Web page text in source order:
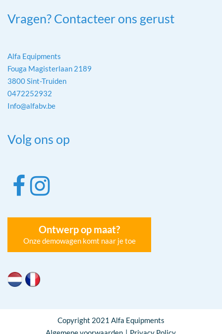
Vragen? Contacteer ons gerust
Alfa Equipments
Fouga Magisterlaan 2189
3800 Sint-Truiden
0472252932
Info@alfabv.be
Volg ons op
Ontwerp op maat?
Onze demowagen komt naar je toe
Copyright 2021 Alfa Equipments